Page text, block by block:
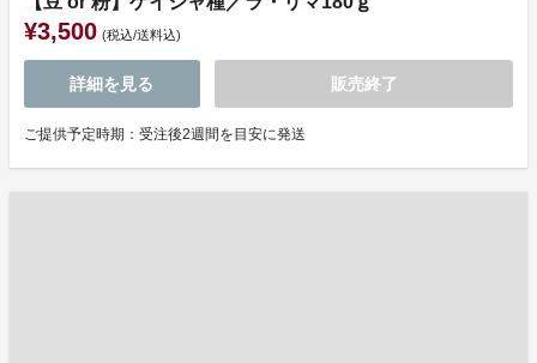
¥3,500 (税込/送料込)
詳細を見る 販売終了
ご提供予定時期：受注後2週間を目安に発送